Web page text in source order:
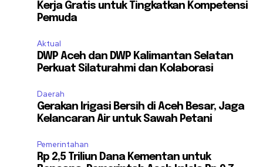
Kerja Gratis untuk Tingkatkan Kompetensi
Pemuda
Aktual
DWP Aceh dan DWP Kalimantan Selatan
Perkuat Silaturahmi dan Kolaborasi
Daerah
Gerakan Irigasi Bersih di Aceh Besar, Jaga
Kelancaran Air untuk Sawah Petani
Pemerintahan
Rp 2,5 Triliun Dana Kementan untuk